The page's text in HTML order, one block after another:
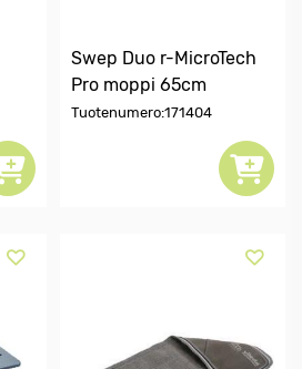
Swep Duo r-MicroTech
Pro moppi 65cm
Tuotenumero:171404